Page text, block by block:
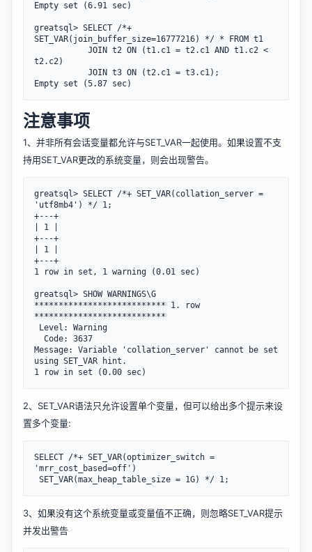
Empty set (6.91 sec)
greatsql> SELECT /*+
SET_VAR(join_buffer_size=16777216) */ * FROM t1
t2.c2)
注意事项
1、并非所有会话变量都允许与SET_VAR一起使用。如果设置不支
持用SET_VAR更改的系统变量，则会出现警告。
greatsql> SELECT /*+ SET_VAR(collation_server =
'utf8mb4') */ 1;
+---+
| 1 |
+---+
| 1 |
+---+
1 row in set, 1 warning (0.01 sec)
greatsql> SHOW WARNINGS\G
*************************** 1. row
***************************
Message: Variable 'collation_server' cannot be set
using SET_VAR hint.
2、SET_VAR语法只允许设置单个变量，但可以给出多个提示来设
置多个变量:
SELECT /*+ SET_VAR(optimizer_switch =
'mrr_cost_based=off')
3、如果没有这个系统变量或变量值不正确，则忽略SET_VAR提示
并发出警告